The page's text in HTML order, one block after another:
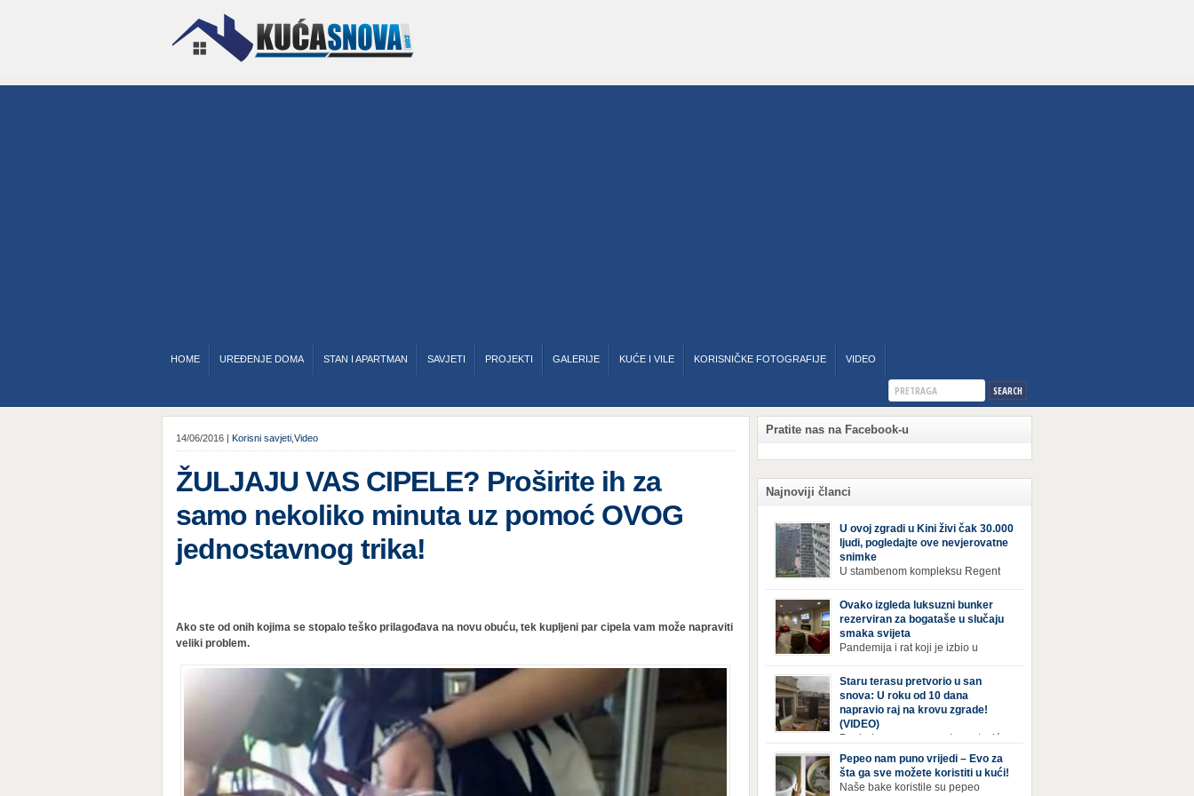
HOME UREĐENJE DOMA STAN I APARTMAN SAVJETI PROJEKTI GALERIJE KUĆE I VILE KORISNIČKE FOTOGRAFIJE VIDEO
14/06/2016 | Korisni savjeti Video
ŽULJAJU VAS CIPELE? Proširite ih za
samo nekoliko minuta uz pomoć OVOG
jednostavnog trika!
Ako ste od onih kojima se stopalo teško prilagođava na novu obuću, tek kupljeni par cipela vam može napraviti
veliki problem.
Pratite nas na Facebook-u
Najnoviji članci
U ovoj zgradi u Kini živi čak 30.000
ljudi, pogledajte ove nevjerovatne
snimke
U stambenom kompleksu Regent
Qianjiang Century Cityju u poslovnoj četvrti
Hangzhoua u Kini, trenutno živi gotovo 30 hiljada
ljudi, koji nikad ne moraju izaći iz njega. Naime, s
obzirom na to da unutar zgrade mogu pronaći sve
potrepštine koje im zatrebaju, stanari ovog
njega ako […]
Ovako izgleda luksuzni bunker
rezerviran za bogataše u slučaju
smaka svijeta
Pandemija i rat koji je izbio u
siguran od katastrofa koje mogu zadesiti svijet
kakav poznajemo. I dok se većina ljudi nada da
situacija u svijetu neće postati još gora te da su
prijetnje nuklearnim oružjem isprazne, ima i onih
koji se spremaju za najgori scenariji. Naime,
Staru terasu pretvorio u san
snova: U roku od 10 dana
napravio raj na krovu zgrade!
(VIDEO)
Pogled na ovu prepravku, ostaviće
vas bez daha Život na zadnjem spratu zgrade ima
svojih prednosti, ali i mana. Izloženost kiši, suncu,
vetru i snijegu čini da se materijali brže troše, a
Pepeo nam puno vrijedi – Evo za
šta ga sve možete koristiti u kući!
Naše bake koristile su pepeo